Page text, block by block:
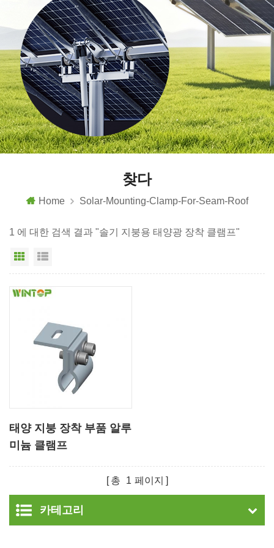
찾다
Home Solar-Mounting-Clamp-For-Seam-Roof
1 에 대한 검색 결과 "솔기 지붕용 태양광 장착 클램프"
그리드 보기
태양 지붕 장착 부품 알루
미늄 클램프
총 1 페이지
카테고리